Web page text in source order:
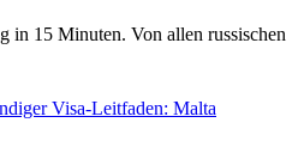
in 15 Minuten. Von allen russischen
Visa-Leitfaden: Malta